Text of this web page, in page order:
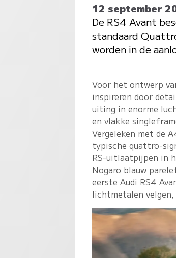
12 september
De RS4 Avant
standaard
worden in de
Voor het ontwerp
inspireren door
uiting in enorme
en vlakke
Vergeleken met de
typische quattro-
RS-uitlaatpijpen in
Nogaro blauw
eerste Audi RS4
lichtmetalen